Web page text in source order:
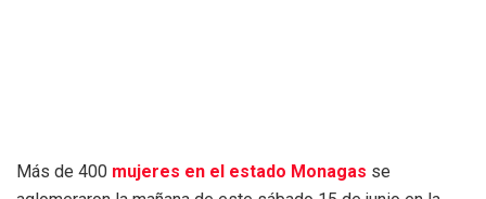
Más de 400 mujeres en el estado Monagas se